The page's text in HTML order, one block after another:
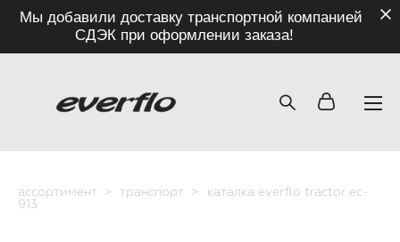
Мы добавили доставку транспортной компанией
СДЭК при оформлении заказа!
ассортимент > транспорт >
каталка everflo tractor ec-
913